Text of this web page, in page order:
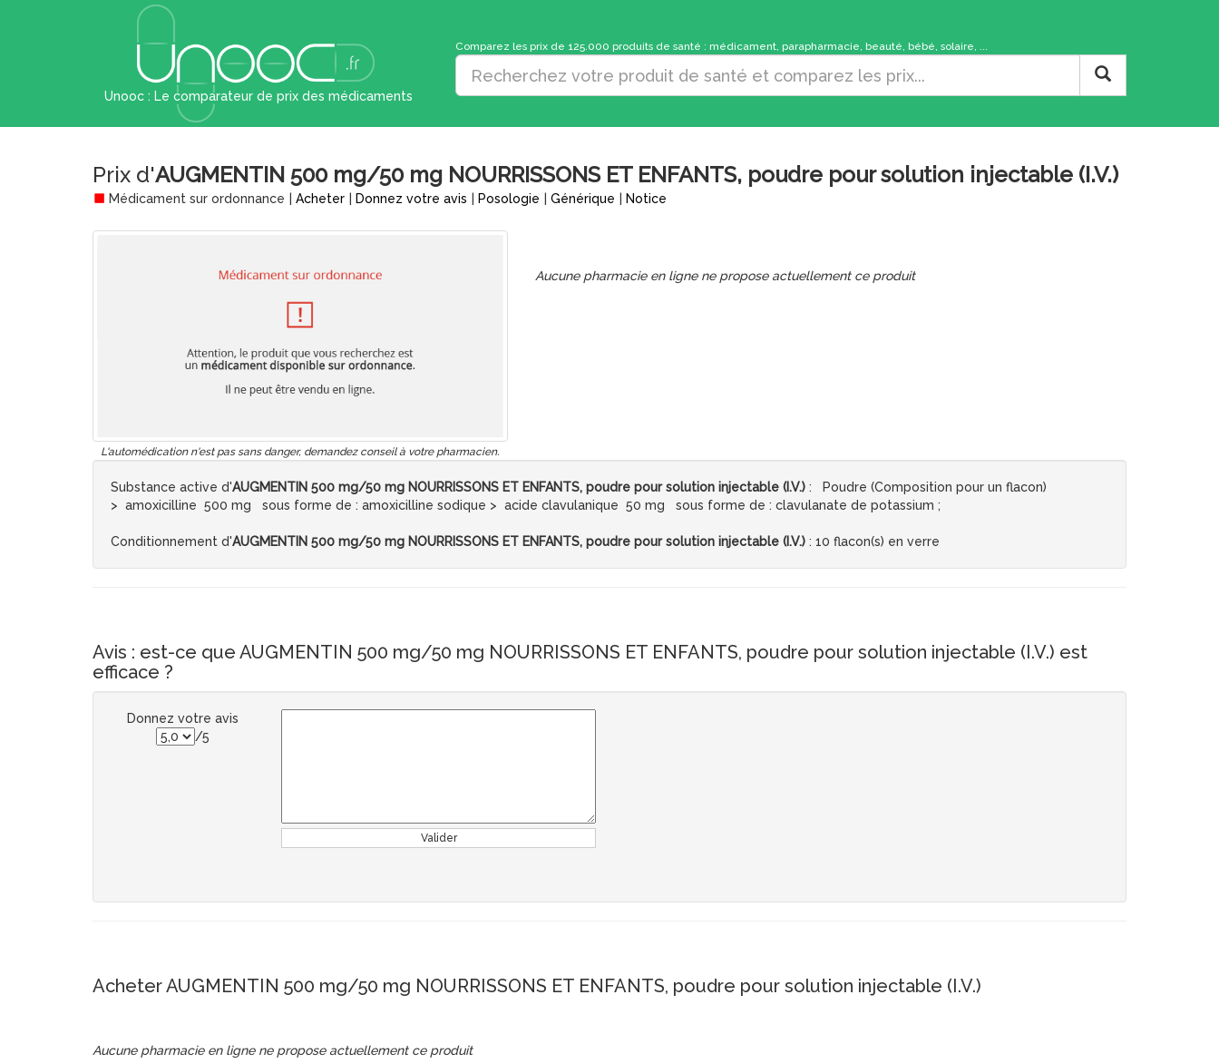
Unooc : Le comparateur de prix des médicaments
Comparez les prix de 125.000 produits de santé : médicament, parapharmacie, beauté, bébé, solaire, ...
Prix d'AUGMENTIN 500 mg/50 mg NOURRISSONS ET ENFANTS, poudre pour solution injectable (I.V.)
Médicament sur ordonnance Acheter Donnez votre avis Posologie Générique Notice
L'automédication n'est pas sans danger, demandez conseil à votre pharmacien.
Aucune pharmacie en ligne ne propose actuellement ce produit
Substance active d'AUGMENTIN 500 mg/50 mg NOURRISSONS ET ENFANTS, poudre pour solution injectable (I.V.) : Poudre (Composition pour un flacon)
> amoxicilline 500 mg sous forme de : amoxicilline sodique > acide clavulanique 50 mg sous forme de : clavulanate de potassium ;
Conditionnement d'AUGMENTIN 500 mg/50 mg NOURRISSONS ET ENFANTS, poudre pour solution injectable (I.V.) : 10 flacon(s) en verre
Avis : est-ce que AUGMENTIN 500 mg/50 mg NOURRISSONS ET ENFANTS, poudre pour solution injectable (I.V.) est
efficace ?
Donnez votre avis
/5
Valider
Acheter AUGMENTIN 500 mg/50 mg NOURRISSONS ET ENFANTS, poudre pour solution injectable (I.V.)
Aucune pharmacie en ligne ne propose actuellement ce produit